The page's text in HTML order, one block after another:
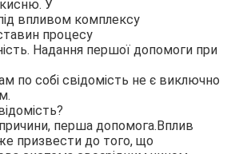
кисню. У
впливом комплексу
процесу
Надання першої допомоги при
по собі свідомість не є виключно
Вплив
призвести до того, що